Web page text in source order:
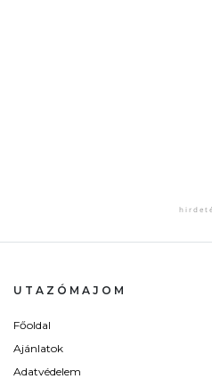
UTAZÓMAJOM
Főoldal
Ajánlatok
Adatvédelem